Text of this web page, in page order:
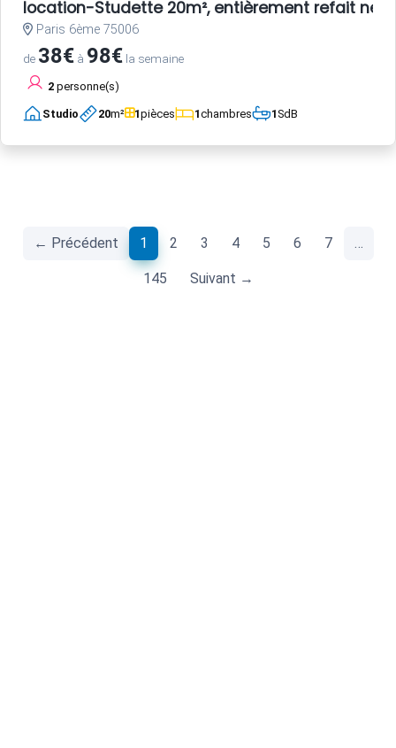
location-Studette 20m², entièrement refait neuf
Paris 6ème 75006
de 38€ à 98€ la semaine
2 personne(s)
Studio 20m² 1pièces 1chambres 1SdB
← Précédent 1 (current)
2 3 4 5 6 7 …
145 Suivant →